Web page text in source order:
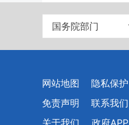
国务院部门
网站地图
隐私保护
免责声明
联系我们
关于我们
政府APP